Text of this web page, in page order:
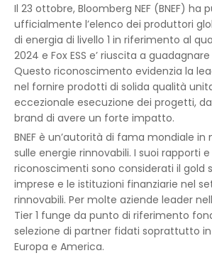
Il 23 ottobre, Bloomberg NEF (BNEF) ha
ufficialmente l’elenco dei produttori
di energia di livello 1 in riferimento al
2024 e Fox ESS e’ riuscita a
Questo riconoscimento evidenzia la
nel fornire prodotti di solida qualità
eccezionale esecuzione dei progetti,
brand di avere un forte impatto.
BNEF è un’autorità di fama mondiale
sulle energie rinnovabili. I suoi rapporti e
riconoscimenti sono considerati il gold
imprese e le istituzioni finanziarie nel
rinnovabili. Per molte aziende leader
Tier 1 funge da punto di riferimento
selezione di partner fidati soprattutto
Europa e America.